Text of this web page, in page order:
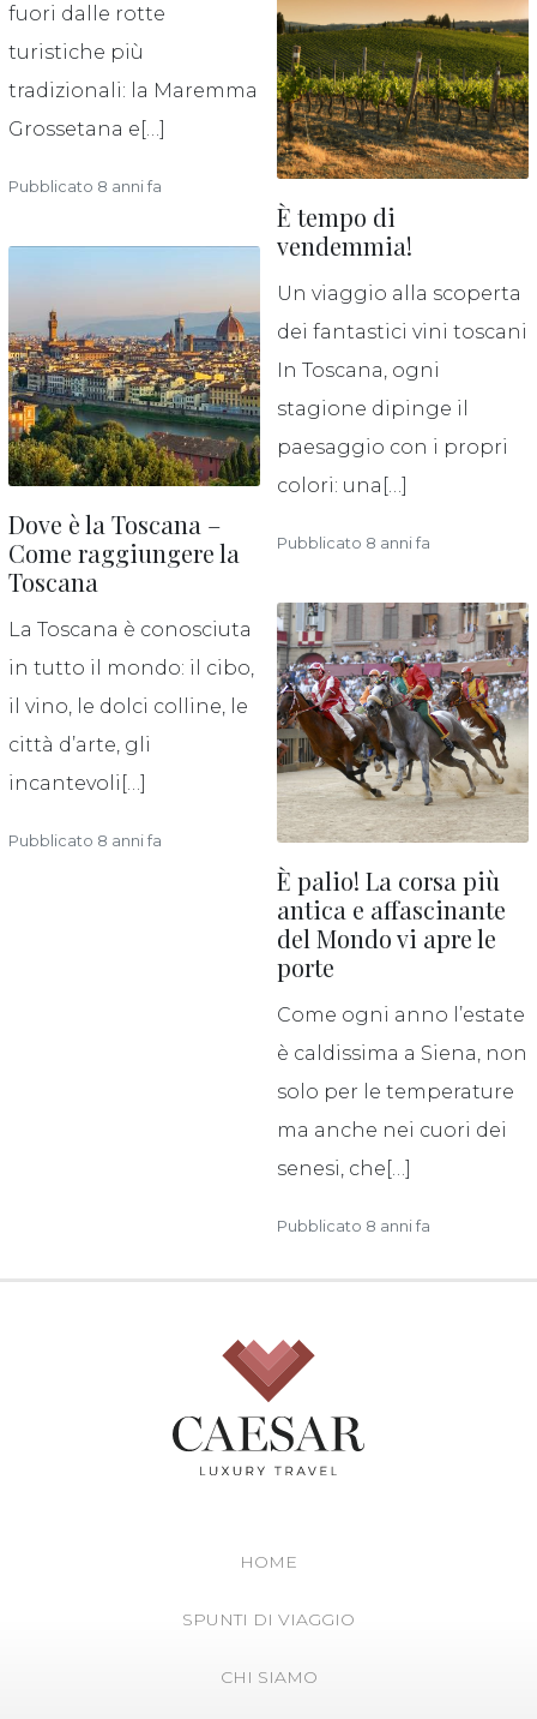
fuori dalle rotte
turistiche più
tradizionali: la Maremma
Grossetana e[…]
Pubblicato 8 anni fa
È tempo di
vendemmia!
Un viaggio alla scoperta
dei fantastici vini toscani
In Toscana, ogni
stagione dipinge il
paesaggio con i propri
colori: una[…]
Pubblicato 8 anni fa
Dove è la Toscana –
Come raggiungere la
Toscana
La Toscana è conosciuta
in tutto il mondo: il cibo,
il vino, le dolci colline, le
città d’arte, gli
incantevoli[…]
Pubblicato 8 anni fa
È palio! La corsa più
antica e affascinante
del Mondo vi apre le
porte
Come ogni anno l’estate
è caldissima a Siena, non
solo per le temperature
ma anche nei cuori dei
senesi, che[…]
Pubblicato 8 anni fa
HOME
SPUNTI DI VIAGGIO
CHI SIAMO